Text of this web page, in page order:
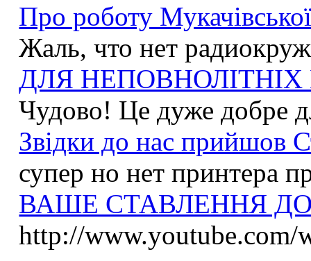
Про роботу
Жаль, что нет
ДЛЯ НЕПОВНОЛІТНІХ
Чудово! Це дуже добре
Звідки до нас прийшов
супер но нет принтера
ВАШЕ СТАВЛЕННЯ
http://www.youtube.com/